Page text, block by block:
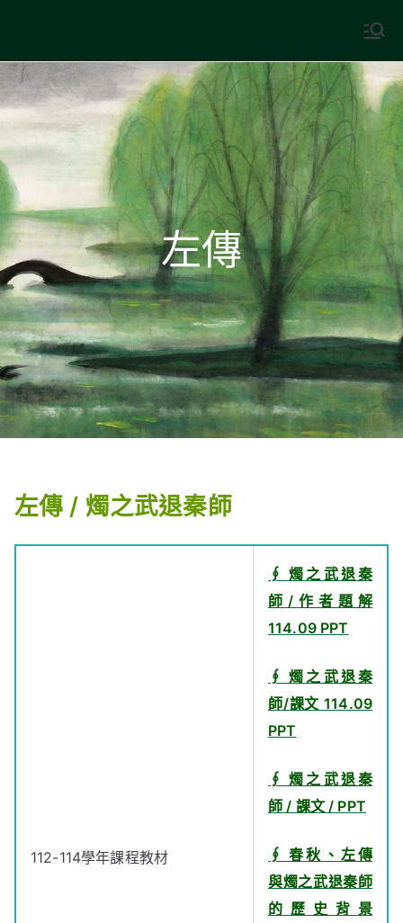
content
中國古典文學
左傳
左傳 / 燭之武退秦師
112-114學年課程教材
∮ 燭之武退秦
師/作者題解
114.09 PPT
∮ 燭之武退秦
師/課文 114.09
PPT
∮ 燭之武退秦
師 / 課文 / PPT
∮ 春秋、左傳
與燭之武退秦師
的歷史背景